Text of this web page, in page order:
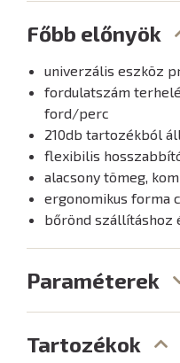
Főbb előnyök
univerzális eszköz
fordulatszám
ford/perc
210db tartozékból
flexibilis
alacsony tömeg,
ergonomikus forma
bőrönd szállításhoz
Paraméterek
Tartozékok